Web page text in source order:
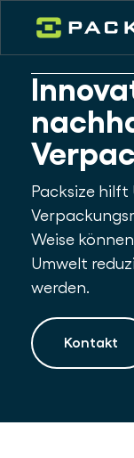
Packsize hilft
Weise
Umwelt
werden.
Kontakt